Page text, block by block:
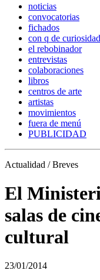
noticias
convocatorias
fichados
con q de curiosidad
el rebobinador
entrevistas
colaboraciones
libros
centros de arte
artistas
movimientos
fuera de menú
PUBLICIDAD
Actualidad / Breves
El
salas de
cultural
23/01/2014